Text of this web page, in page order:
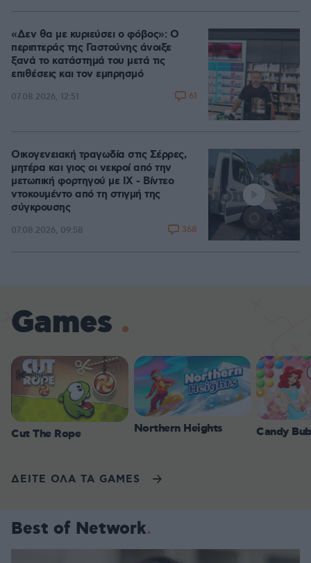
«Δεν θα με κυριεύσει ο φόβος»: Ο
περιπτεράς της Γαστούνης άνοιξε
ξανά το κατάστημά του μετά τις
επιθέσεις και τον εμπρησμό
07.08.2026, 12:51 61
Οικογενειακή τραγωδία στις Σέρρες,
μητέρα και γιος οι νεκροί από την
μετωπική φορτηγού με ΙΧ - Βίντεο
ντοκουμέντο από τη στιγμή της
σύγκρουσης
07.08.2026, 09:58 368
Games
Cut The Rope Northern Heights Candy
ΔΕΙΤΕ ΟΛΑ ΤΑ GAMES
Best of Network